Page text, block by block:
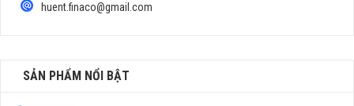
huent.finaco@gmail.com
SẢN PHẨM NỔI BẬT